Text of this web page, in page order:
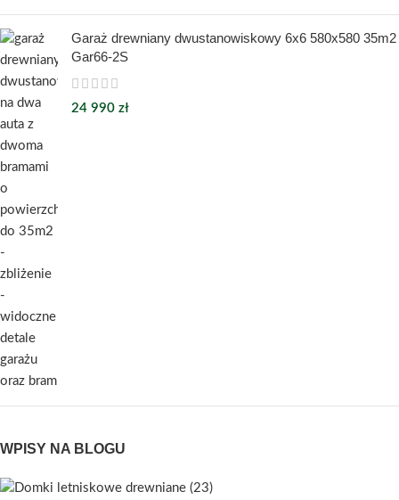
Garaż drewniany dwustanowiskowy 6x6 580x580 35m2
Gar66-2S
24 990 zł
WPISY NA BLOGU